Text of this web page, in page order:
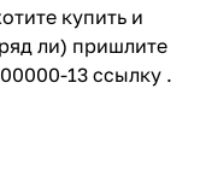
купить и
ли) пришлите
13 ссылку .